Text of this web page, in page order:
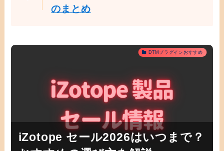
のまとめ
DTMプラグインおすすめ
iZotope セール2026はいつまで？